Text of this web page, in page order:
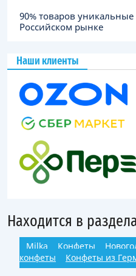
90% товаров
Российском рынке
Наши клиенты
Находится в
Milka Конфеты
конфеты
Конфеты из